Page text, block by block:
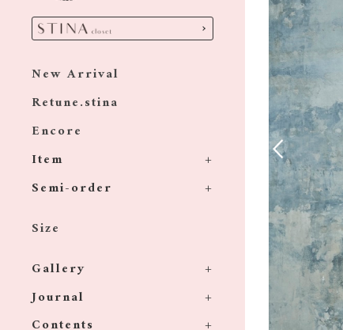
New Arrival
Retune.stina
Encore
Item
Semi-order
Size
Gallery
Journal